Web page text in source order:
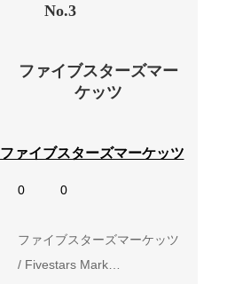
No.3
ファイブスターズマー
ケッツ
ファイブスターズマーケッツ
0 0
ファイブスターズマーケッツ
/ Fivestars Mark…